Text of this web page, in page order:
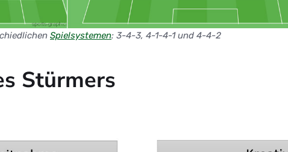
Spielsystemen: 3-4-3, 4-1-4-1 und 4-4-2
Stürmers